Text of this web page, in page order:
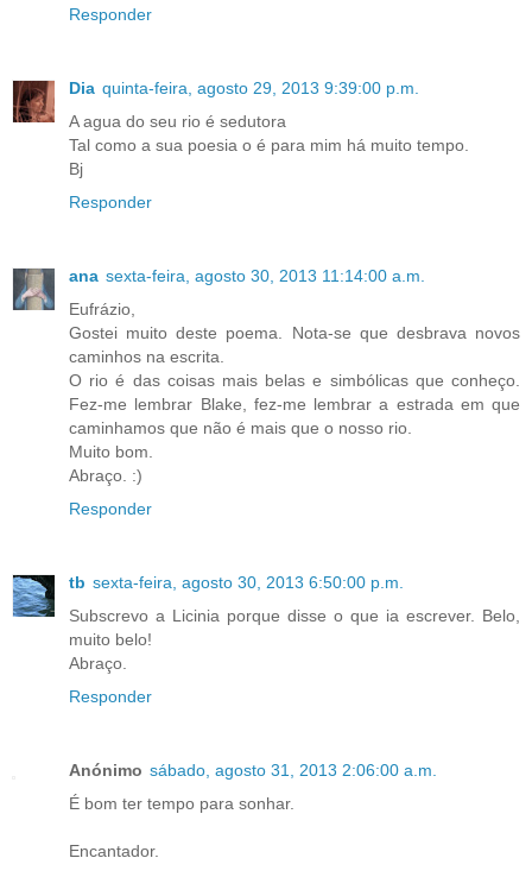
Responder
Dia quinta-feira, agosto 29, 2013 9:39:00 p.m.
A agua do seu rio é sedutora
Tal como a sua poesia o é para mim há muito tempo.
Bj
Responder
ana sexta-feira, agosto 30, 2013 11:14:00 a.m.
Eufrázio,
Gostei muito deste poema. Nota-se que desbrava novos
caminhos na escrita.
O rio é das coisas mais belas e simbólicas que conheço.
Fez-me lembrar Blake, fez-me lembrar a estrada em que
caminhamos que não é mais que o nosso rio.
Muito bom.
Abraço. :)
Responder
tb sexta-feira, agosto 30, 2013 6:50:00 p.m.
Subscrevo a Licinia porque disse o que ia escrever. Belo,
muito belo!
Abraço.
Responder
Anónimo sábado, agosto 31, 2013 2:06:00 a.m.
É bom ter tempo para sonhar.
Encantador.